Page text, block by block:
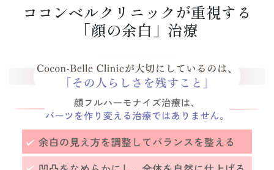
ココンベルクリニックが重視する
「顔の余白」治療